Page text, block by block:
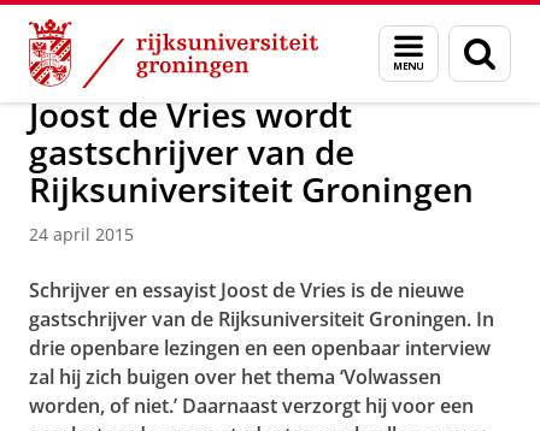
Skip
Content
Skip
Navigation
Menu
en
zoeken
Over ons Actueel Nieuws Nieuwsberichten
Joost de Vries wordt
gastschrijver van de
Rijksuniversiteit Groningen
24 april 2015
Schrijver en essayist Joost de Vries is de nieuwe
gastschrijver van de Rijksuniversiteit Groningen. In
drie openbare lezingen en een openbaar interview
zal hij zich buigen over het thema ‘Volwassen
worden, of niet.’ Daarnaast verzorgt hij voor een